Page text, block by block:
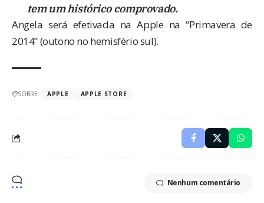
tem um histórico comprovado.
Angela será efetivada na Apple na “Primavera de
2014” (outono no hemisfério sul).
SOBRE: APPLE APPLE STORE
Nenhum comentário